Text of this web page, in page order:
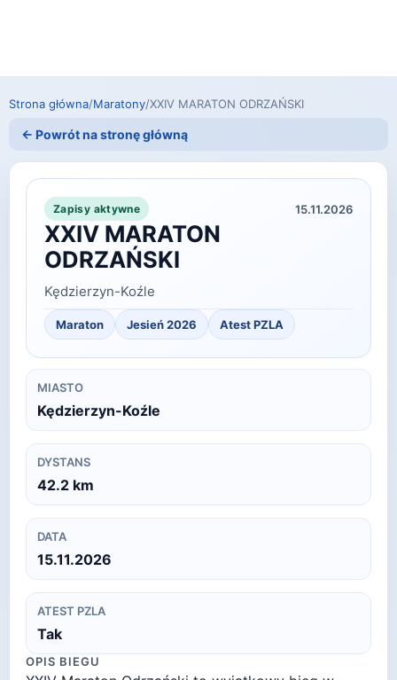
Strona główna/Maratony/XXIV MARATON ODRZAŃSKI
← Powrót na stronę główną
Zapisy aktywne 15.11.2026
XXIV MARATON
ODRZAŃSKI
Kędzierzyn-Koźle
Maraton Jesień 2026 Atest PZLA
MIASTO
Kędzierzyn-Koźle
DYSTANS
42.2 km
DATA
15.11.2026
ATEST PZLA
Tak
OPIS BIEGU